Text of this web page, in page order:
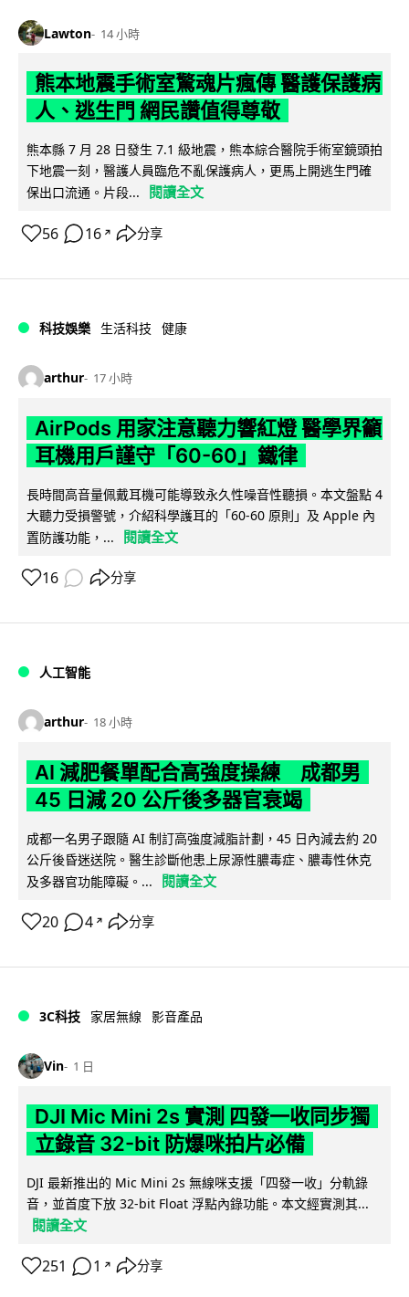
Lawton 14 小時
熊本地震手術室驚魂片瘋傳 醫護保護病
人、逃生門 網民讚值得尊敬
熊本縣 7 月 28 日發生 7.1 級地震，熊本綜合醫院手術室鏡頭拍
下地震一刻，醫護人員臨危不亂保護病人，更馬上開逃生門確
保出口流通。片段...
閱讀全文
56 16 ↗ 分享
科技娛樂 生活科技 健康
arthur 17 小時
AirPods 用家注意聽力響紅燈 醫學界籲
耳機用戶謹守「60-60」鐵律
長時間高音量佩戴耳機可能導致永久性噪音性聽損。本文盤點 4
大聽力受損警號，介紹科學護耳的「60-60 原則」及 Apple 內
置防護功能，...
閱讀全文
16 分享
人工智能
arthur 18 小時
AI 減肥餐單配合高強度操練 成都男
45 日減 20 公斤後多器官衰竭
成都一名男子跟隨 AI 制訂高強度減脂計劃，45 日內減去約 20
公斤後昏迷送院。醫生診斷他患上尿源性膿毒症、膿毒性休克
及多器官功能障礙。...
閱讀全文
20 4 ↗ 分享
3C科技 家居無線 影音產品
Vin 1 日
DJI Mic Mini 2s 實測 四發一收同步獨
立錄音 32-bit 防爆咪拍片必備
DJI 最新推出的 Mic Mini 2s 無線咪支援「四發一收」分軌錄
音，並首度下放 32-bit Float 浮點內錄功能。本文經實測其...
閱讀全文
251 1 ↗ 分享